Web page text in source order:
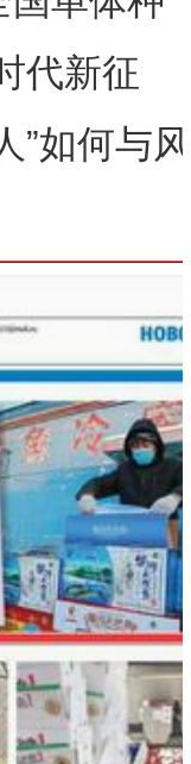
示范基
代新征
的新疆兵
”如何与风